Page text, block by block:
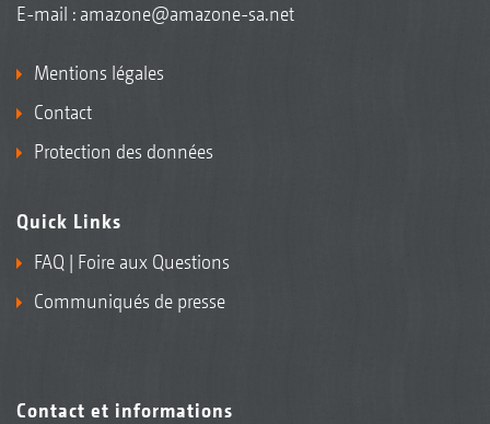
E-mail : amazone@amazone-sa.net
Mentions légales
Contact
Protection des données
Quick Links
FAQ | Foire aux Questions
Communiqués de presse
Contact et informations